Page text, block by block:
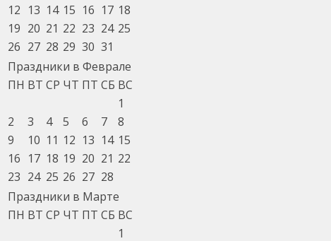
12 13 14 15 16 17 18
19 20 21 22 23 24 25
26 27 28 29 30 31
Праздники в Феврале
ПН ВТ СР ЧТ ПТ СБ ВС
1
2
3 4 5 6 7
8
9
10 11 12 13 14 15
16 17 18 19 20 21 22
23 24 25 26 27 28
Праздники в Марте
ПН ВТ СР ЧТ ПТ СБ ВС
1